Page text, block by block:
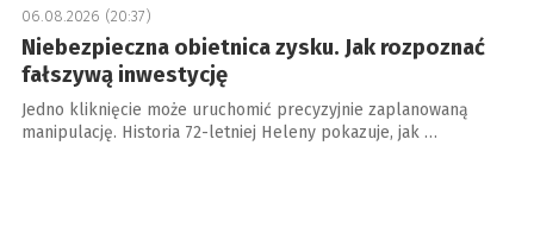
06.08.2026 (20:37)
Niebezpieczna obietnica zysku. Jak rozpoznać
fałszywą inwestycję
Jedno kliknięcie może uruchomić precyzyjnie zaplanowaną
manipulację. Historia 72-letniej Heleny pokazuje, jak …